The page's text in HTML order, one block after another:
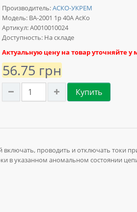
Производитель:АСКО-УКРЕМ
Модель: ВА-2001 1р 40А АсКо
Артикул: A0010010024
Доступность: На складе
Актуальную цену на товар уточняйте
56.75 грн
Купить
проводить и отключать токи
в указанном аномальном состоянии